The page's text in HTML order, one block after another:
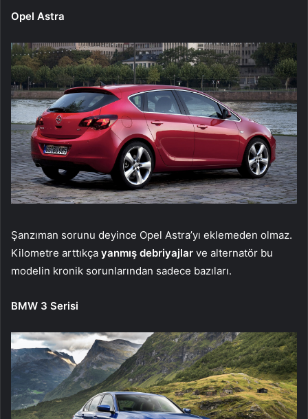
Opel Astra
Şanzıman sorunu deyince Opel Astra’yı eklemeden olmaz.
Kilometre arttıkça yanmış debriyajlar ve alternatör bu
modelin kronik sorunlarından sadece bazıları.
BMW 3 Serisi